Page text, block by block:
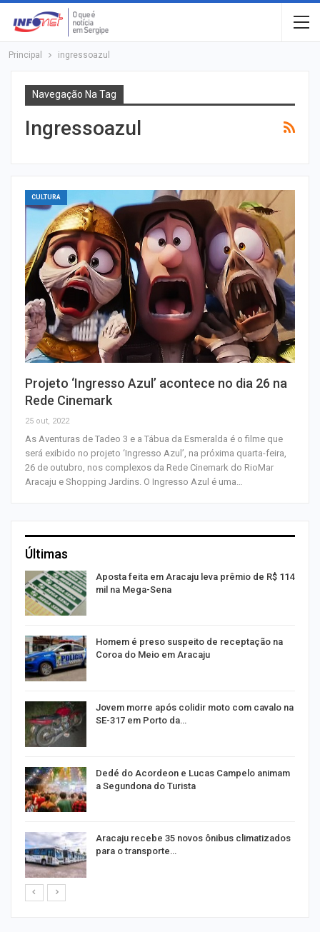
Principal ingressoazul
Navegação Na Tag
Ingressoazul
CULTURA
Projeto ‘Ingresso Azul’ acontece no dia 26 na
Rede Cinemark
25 out, 2022
As Aventuras de Tadeo 3 e a Tábua da Esmeralda é o filme que
será exibido no projeto ‘Ingresso Azul’, na próxima quarta-feira,
26 de outubro, nos complexos da Rede Cinemark do RioMar
Aracaju e Shopping Jardins. O Ingresso Azul é uma…
Últimas
Aposta feita em Aracaju leva prêmio de R$ 114
mil na Mega-Sena
Homem é preso suspeito de receptação na
Coroa do Meio em Aracaju
Jovem morre após colidir moto com cavalo na
SE-317 em Porto da…
Dedé do Acordeon e Lucas Campelo animam
a Segundona do Turista
Aracaju recebe 35 novos ônibus climatizados
para o transporte…